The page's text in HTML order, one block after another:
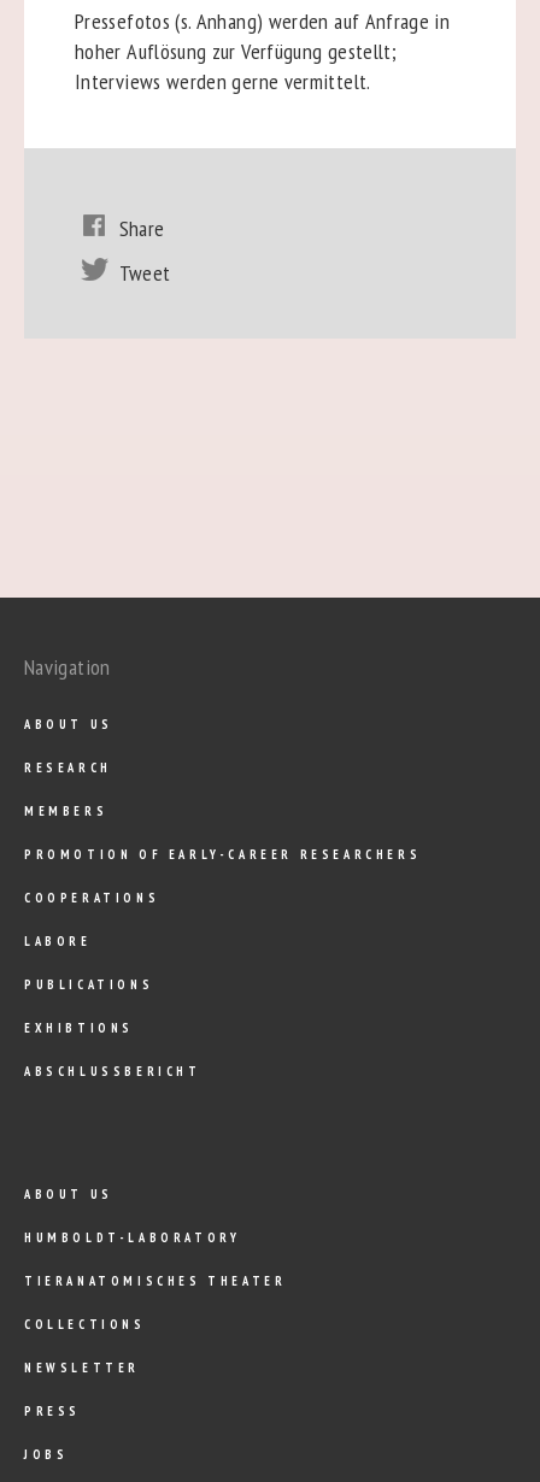
Pressefotos (s. Anhang) werden auf Anfrage in
hoher Auflösung zur Verfügung gestellt;
Interviews werden gerne vermittelt.
Share
Tweet
Navigation
ABOUT US
RESEARCH
MEMBERS
PROMOTION OF EARLY-CAREER RESEARCHERS
COOPERATIONS
LABORE
PUBLICATIONS
EXHIBTIONS
ABSCHLUSSBERICHT
ABOUT US
HUMBOLDT-LABORATORY
TIERANATOMISCHES THEATER
COLLECTIONS
NEWSLETTER
PRESS
JOBS